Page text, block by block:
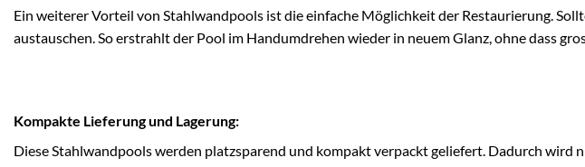
Ein weiterer Vorteil von Stahlwandpools ist die einfache Möglichkeit der Restaurierung.
austauschen. So erstrahlt der Pool im Handumdrehen wieder in neuem Glanz, ohne dass
Kompakte Lieferung und Lagerung:
Diese Stahlwandpools werden platzsparend und kompakt verpackt geliefert. Dadurch